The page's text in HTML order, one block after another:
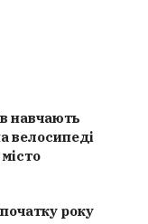
навчають
велосипеді
року